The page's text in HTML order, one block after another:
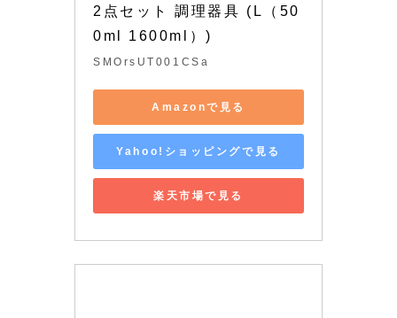
2点セット 調理器具 (L（50
0ml 1600ml）)
SMOrsUT001CSa
Amazonで見る
Yahoo!ショッピングで見る
楽天市場で見る